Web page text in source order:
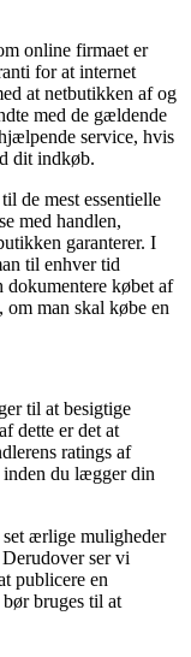
online firmaet er
for at internet
at netbutikken af og
med de gældende
service, hvis
dit indkøb.
de mest essentielle
med handlen,
garanterer. I
til enhver tid
dokumentere købet af
man skal købe en
til at besigtige
dette er det at
ratings af
du lægger din
set ærlige muligheder
ser vi
publicere en
bruges til at